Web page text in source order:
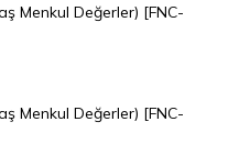
Menkul Değerler) [FNC-
Menkul Değerler) [FNC-